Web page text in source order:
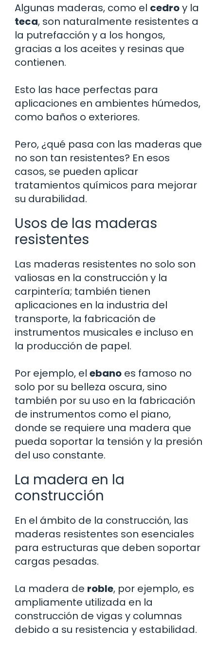
Algunas maderas, como el cedroy la
teca, son naturalmente resistentes a
la putrefacción y a los hongos,
gracias a los aceites y resinas que
contienen.
Esto las hace perfectas para
aplicaciones en ambientes húmedos,
como baños o exteriores.
Pero, ¿qué pasa con las maderas que
no son tan resistentes? En esos
casos, se pueden aplicar
tratamientos químicos para mejorar
su durabilidad.
Usos de las maderas
resistentes
Las maderas resistentes no solo son
valiosas en la construcción y la
carpintería; también tienen
aplicaciones en la industria del
transporte, la fabricación de
instrumentos musicales e incluso en
la producción de papel.
Por ejemplo, el ebano es famoso no
solo por su belleza oscura, sino
también por su uso en la fabricación
de instrumentos como el piano,
donde se requiere una madera que
pueda soportar la tensión y la presión
del uso constante.
La madera en la
construcción
En el ámbito de la construcción, las
maderas resistentes son esenciales
para estructuras que deben soportar
cargas pesadas.
La madera de roble, por ejemplo, es
ampliamente utilizada en la
construcción de vigas y columnas
debido a su resistencia y estabilidad.